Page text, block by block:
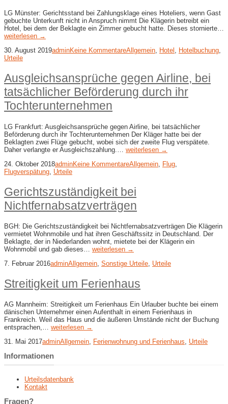
LG Münster: Gerichtsstand bei Zahlungsklage eines Hoteliers, wenn Gast
gebuchte Unterkunft nicht in Anspruch nimmt Die Klägerin betreibt ein
Hotel, bei dem der Beklagte ein Zimmer gebucht hatte. Dieses stornierte…
weiterlesen →
30. August 2019adminKeine KommentareAllgemein, Hotel , Hotelbuchung,
Urteile
Ausgleichsansprüche gegen Airline, bei
tatsächlicher Beförderung durch ihr
Tochterunternehmen
LG Frankfurt: Ausgleichsansprüche gegen Airline, bei tatsächlicher
Beförderung durch ihr Tochterunternehmen Der Kläger hatte bei der
Beklagten zwei Flüge gebucht, wobei sich der zweite Flug verspätete.
Daher verlangte er Ausgleichszahlung.… weiterlesen →
24. Oktober 2018adminKeine KommentareAllgemein Flug
Flugverspätung Urteile
Gerichtszuständigkeit bei
Nichtfernabsatzverträgen
BGH: Die Gerichtszuständigkeit bei Nichtfernabsatzverträgen Die Klägerin
vermietet Wohnmobile und hat ihren Geschäftssitz in Deutschland. Der
Beklagte, der in Niederlanden wohnt, mietete bei der Klägerin ein
Wohnmobil und gab dieses… weiterlesen →
7. Februar 2016adminAllgemein Sonstige Urteile Urteile
Streitigkeit um Ferienhaus
AG Mannheim: Streitigkeit um Ferienhaus Ein Urlauber buchte bei einem
dänischen Unternehmer einen Aufenthalt in einem Ferienhaus in
Frankreich. Weil das Haus und die äußeren Umstände nicht der Buchung
entsprachen,… weiterlesen →
31. Mai 2017adminAllgemein Ferienwohnung und Ferienhaus Urteile
Informationen
Urteilsdatenbank
Kontakt
Fragen?